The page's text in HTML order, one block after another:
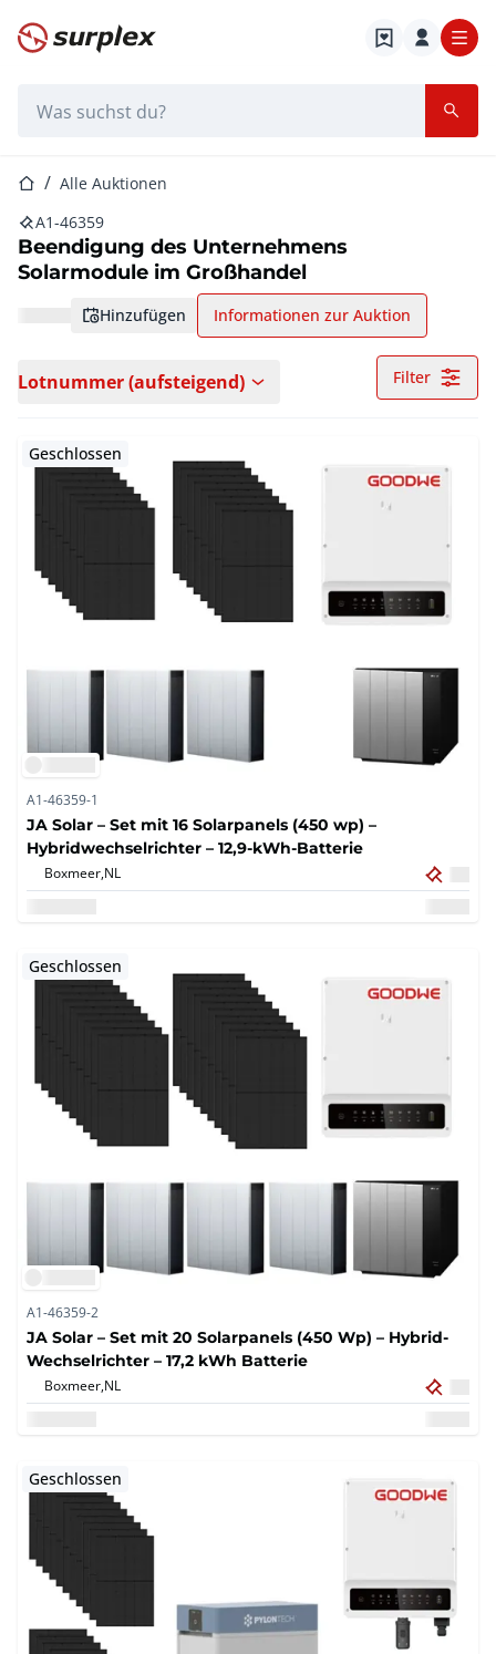
Startseite
StartseiteAlle Auktionen
A1-46359
Beendigung des Unternehmens
Solarmodule im Großhandel
hinzufügen Informationen zur Auktion
Lotnummer (aufsteigend) Filter
Geschlossen
A1-46359-1
JA Solar – Set mit 16 Solarpanels (450 wp) –
Hybridwechselrichter – 12,9-kWh-Batterie
Boxmeer,NL
Geschlossen
A1-46359-2
JA Solar – Set mit 20 Solarpanels (450 Wp) – Hybrid-
Wechselrichter – 17,2 kWh Batterie
Boxmeer,NL
Geschlossen